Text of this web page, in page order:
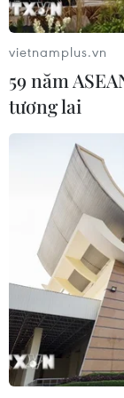
Phó Tổng Biên
Sở hữu trí tuệ
Ngôn ngữ
Dịch vụ tin
Liên hệ
Giấy phép số:
cấp ngày 11/9/
Quảng cáo: Phó
vietnamplus.vn
59 năm
tương lai